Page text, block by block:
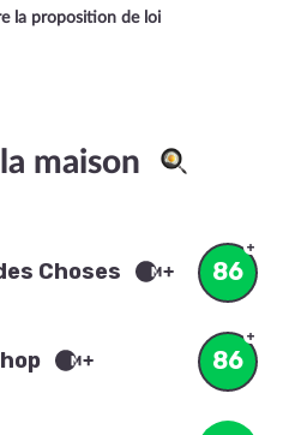
la proposition de loi
maison
Choses 86
86